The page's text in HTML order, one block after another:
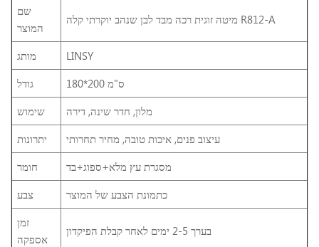
שם
המוצר
מיטה זוגית רכה מבד לבן שנהב יוקרתי קלה R812-A
מותג
LINSY
גודל
180*200 ס"מ
שימוש
מלון, חדר שינה, דירה
יתרונות
עיצוב פנים, איכות טובה, מחיר תחרותי
חומר
מסגרת עץ מלא+ספוג+בד
צבע
כתמונת הצבע של המוצר
זמן
אספקה
בערך 2-5 ימים לאחר קבלת הפיקדון